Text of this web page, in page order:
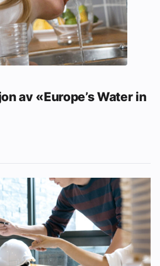
av «Europe’s Water in